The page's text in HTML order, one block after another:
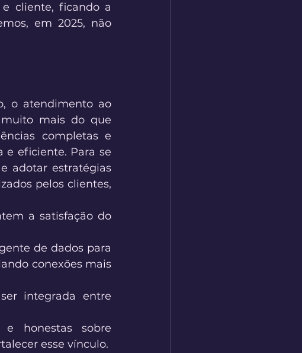
cliente, ficando a
em 2025, não
o atendimento ao
mais do que
completas e
e eficiente. Para se
adotar estratégias
pelos clientes,
a satisfação do
de dados para
conexões mais
integrada entre
e honestas sobre
esse vínculo.